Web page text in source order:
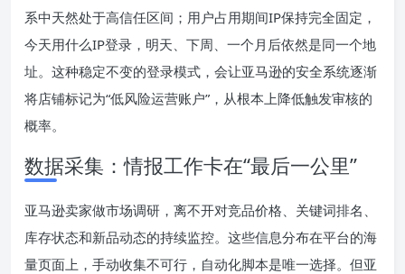
系中天然处于高信任区间；用户占用期间IP保持完全固定，
今天用什么IP登录，明天、下周、一个月后依然是同一个地
址。这种稳定不变的登录模式，会让亚马逊的安全系统逐渐
将店铺标记为“低风险运营账户”，从根本上降低触发审核的
概率。
数据采集：情报工作卡在“最后一公里”
亚马逊卖家做市场调研，离不开对竞品价格、关键词排名、
库存状态和新品动态的持续监控。这些信息分布在平台的海
量页面上，手动收集不可行，自动化脚本是唯一选择。但亚